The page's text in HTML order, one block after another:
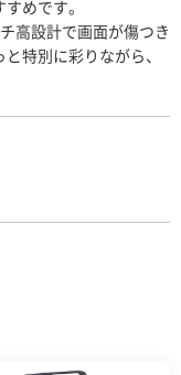
めです。
高設計で画面が傷つき
特別に彩りながら、